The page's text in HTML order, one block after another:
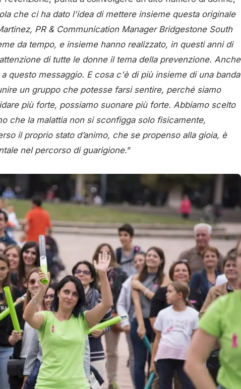
che ci ha dato l'idea di mettere insieme questa originale
PR & Communication Manager Bridgestone South
da tempo, e insieme hanno realizzato, in questi anni di
di tutte le donne il tema della prevenzione. Anche
questo messaggio. E cosa c'è di più insieme di una banda
un gruppo che potesse farsi sentire, perché siamo
più forte, possiamo suonare più forte. Abbiamo scelto
che la malattia non si sconfigga solo fisicamente,
il proprio stato d’animo, che se propenso alla gioia, è
nel percorso di guarigione.”